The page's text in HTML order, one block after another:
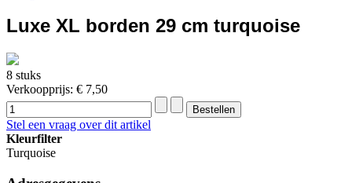
Luxe XL borden 29 cm turquoise
8 stuks
Verkoopprijs: € 7,50
Stel een vraag over dit artikel
Kleurfilter
Turquoise